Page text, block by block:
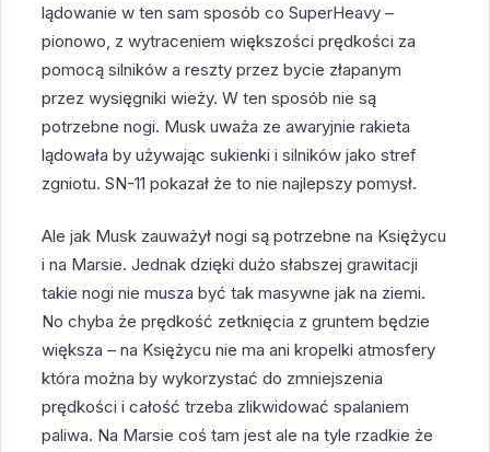
lądowanie w ten sam sposób co SuperHeavy –
pionowo, z wytraceniem większości prędkości za
pomocą silników a reszty przez bycie złapanym
przez wysięgniki wieży. W ten sposób nie są
potrzebne nogi. Musk uważa ze awaryjnie rakieta
lądowała by używając sukienki i silników jako stref
zgniotu. SN-11 pokazał że to nie najlepszy pomysł.
Ale jak Musk zauważył nogi są potrzebne na Księżycu
i na Marsie. Jednak dzięki dużo słabszej grawitacji
takie nogi nie musza być tak masywne jak na ziemi.
No chyba że prędkość zetknięcia z gruntem będzie
większa – na Księżycu nie ma ani kropelki atmosfery
która można by wykorzystać do zmniejszenia
prędkości i całość trzeba zlikwidować spalaniem
paliwa. Na Marsie coś tam jest ale na tyle rzadkie że